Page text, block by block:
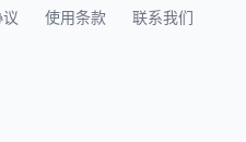
使用条款 联系我们